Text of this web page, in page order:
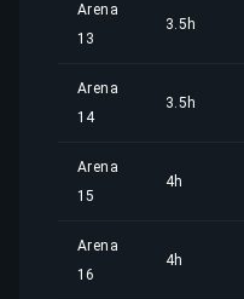
Arena
13
3.5h
Arena
14
3.5h
Arena
15
4h
Arena
16
4h